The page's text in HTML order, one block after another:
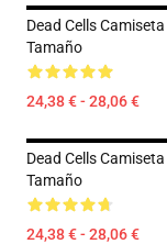
Dead Cells Camiseta
Tamaño
24,38 € - 28,06 €
Dead Cells Camiseta
Tamaño
24,38 € - 28,06 €